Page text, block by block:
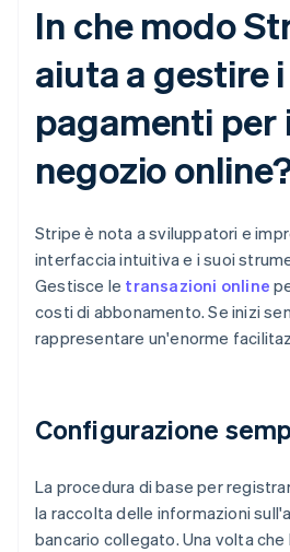
In che modo
aiuta a gestire i
pagamenti per
negozio
Stripe è nota a sviluppatori e
interfaccia intuitiva e i suoi
Gestisce le transazioni online
costi di abbonamento. Se inizi
rappresentare un'enorme
Configurazione
La procedura di base per
la raccolta delle informazioni
bancario collegato. Una volta che